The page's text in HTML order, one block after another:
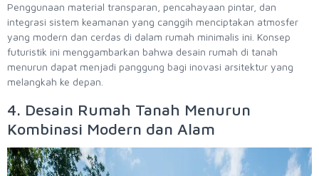
Penggunaan material transparan, pencahayaan pintar, dan
integrasi sistem keamanan yang canggih menciptakan atmosfer
yang modern dan cerdas di dalam rumah minimalis ini. Konsep
futuristik ini menggambarkan bahwa desain rumah di tanah
menurun dapat menjadi panggung bagi inovasi arsitektur yang
melangkah ke depan.
4. Desain Rumah Tanah Menurun
Kombinasi Modern dan Alam